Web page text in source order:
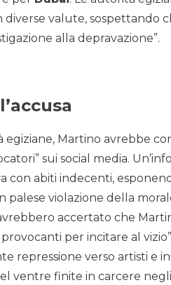
diverse valute, sospettando
alla depravazione”.
egiziane, Martino avrebbe
sui social media.
con abiti indecenti,
palese violazione della
accertato che
per incitare al
repressione verso artisti e
ventre finite in carcere